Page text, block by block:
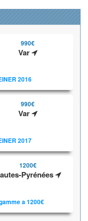
990€
Var
2016
990€
Var
2017
1200€
Pyrénées
a 1200€